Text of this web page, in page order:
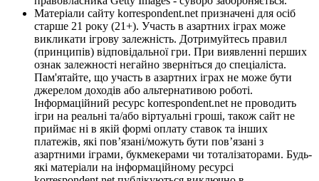
Матеріали сайту korrespondent.net призначені для осіб
старше 21 року (21+). Участь в азартних іграх може
викликати ігрову залежність. Дотримуйтесь правил
(принципів) відповідальної гри. При виявленні перших
ознак залежності негайно зверніться до спеціаліста.
Пам'ятайте, що участь в азартних іграх не може бути
джерелом доходів або альтернативою роботі.
Інформаційний ресурс korrespondent.net не проводить
ігри на реальні та/або віртуальні гроші, також сайт не
приймає ні в якій формі оплату ставок та інших
платежів, які пов’язані/можуть бути пов’язані з
азартними іграми, букмекерами чи тоталізаторами. Будь-
які матеріали на інформаційному ресурсі